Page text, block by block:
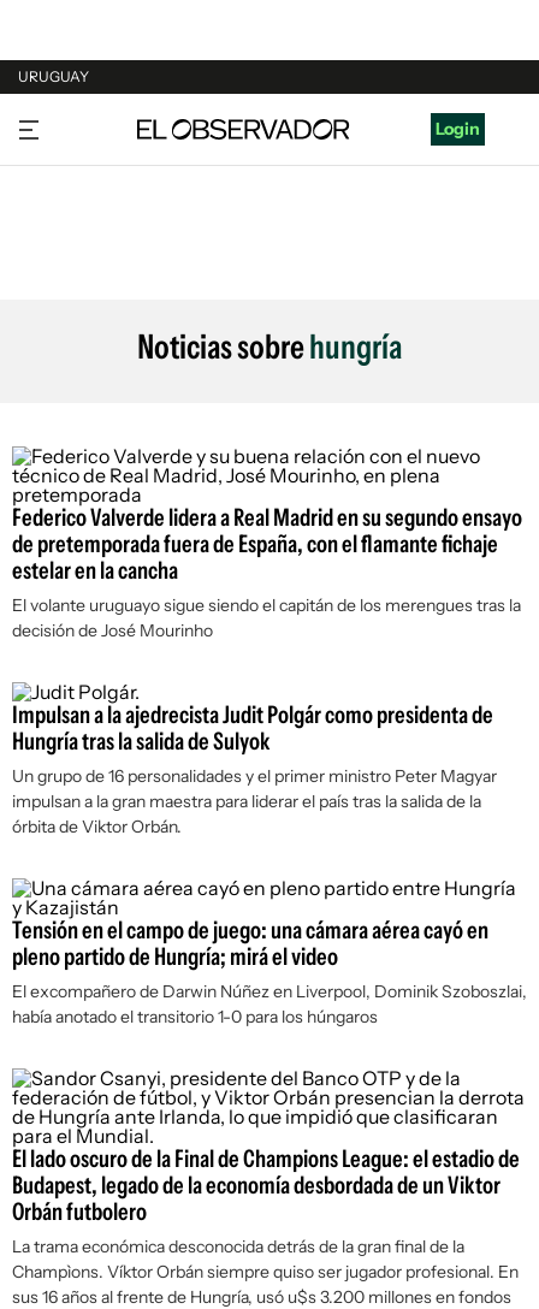
URUGUAY
URUGUAY
ARGENTINA
Login
Noticias sobrehungría
Federico Valverde lidera a Real Madrid en su segundo ensayo
de pretemporada fuera de España, con el flamante fichaje
estelar en la cancha
El volante uruguayo sigue siendo el capitán de los merengues tras la
decisión de José Mourinho
Impulsan a la ajedrecista Judit Polgár como presidenta de
Hungría tras la salida de Sulyok
Un grupo de 16 personalidades y el primer ministro Peter Magyar
impulsan a la gran maestra para liderar el país tras la salida de la
órbita de Viktor Orbán.
Tensión en el campo de juego: una cámara aérea cayó en
pleno partido de Hungría; mirá el video
El excompañero de Darwin Núñez en Liverpool, Dominik Szoboszlai,
había anotado el transitorio 1-0 para los húngaros
El lado oscuro de la Final de Champions League: el estadio de
Budapest, legado de la economía desbordada de un Viktor
Orbán futbolero
La trama económica desconocida detrás de la gran final de la
Champìons. Víktor Orbán siempre quiso ser jugador profesional. En
sus 16 años al frente de Hungría, usó u$s 3.200 millones en fondos